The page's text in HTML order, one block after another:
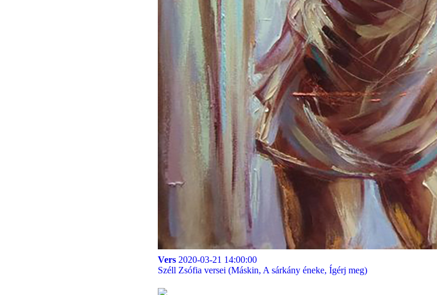
Vers 2020-03-21 14:00:00
Széll Zsófia versei (Máskin, A sárkány éneke, Ígérj meg)